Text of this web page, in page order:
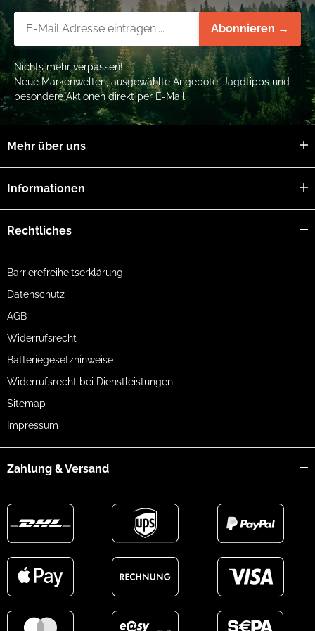
günstiger Preis und umfangreicher Kundenservice
Gewicht: 870 g ohne Batterie
Batterie: 1 x 3 V / Lithium Type CR2
Lieferumfang: Tragriemen, Schutzkappen, Tasche,
Batterie
Abonnieren →
Nichts mehr verpassen!
Neue Markenwelten, ausgewählte Angebote, Jagdtipps und
besondere Aktionen direkt per E-Mail.
Mehr über uns
Informationen
Rechtliches
Barrierefreiheitserklärung
Datenschutz
AGB
Widerrufsrecht
Batteriegesetzhinweise
Widerrufsrecht bei Dienstleistungen
Sitemap
Impressum
Zahlung & Versand